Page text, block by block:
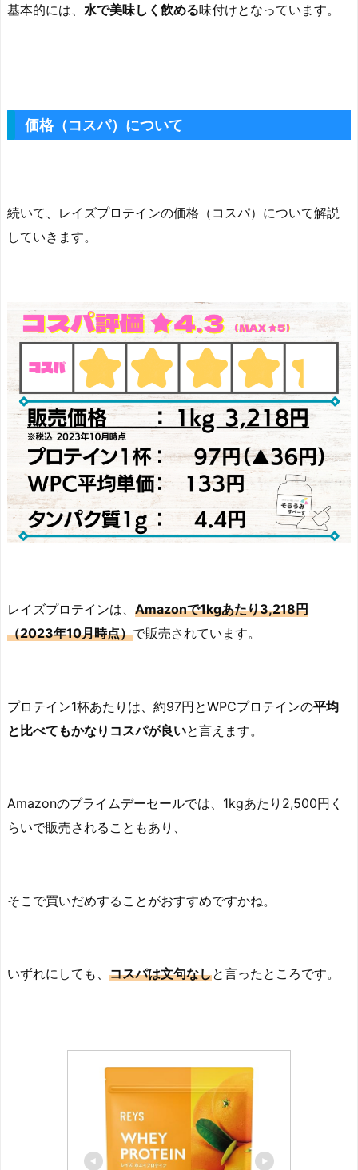
基本的には、 水で美味しく飲める味付けとなっています。
価格（コスパ）について
続いて、レイズプロテインの価格（コスパ）について解説
していきます。
レイズプロテインは、 Amazonで1kgあたり3,218円
（2023年10月時点）で販売されています。
プロテイン1杯あたりは、約97円とWPCプロテインの平均
と比べてもかなりコスパが良いと言えます。
Amazonのプライムデーセールでは、1kgあたり2,500円く
らいで販売されることもあり、
そこで買いだめすることがおすすめですかね。
いずれにしても、 コスパは文句なしと言ったところです。